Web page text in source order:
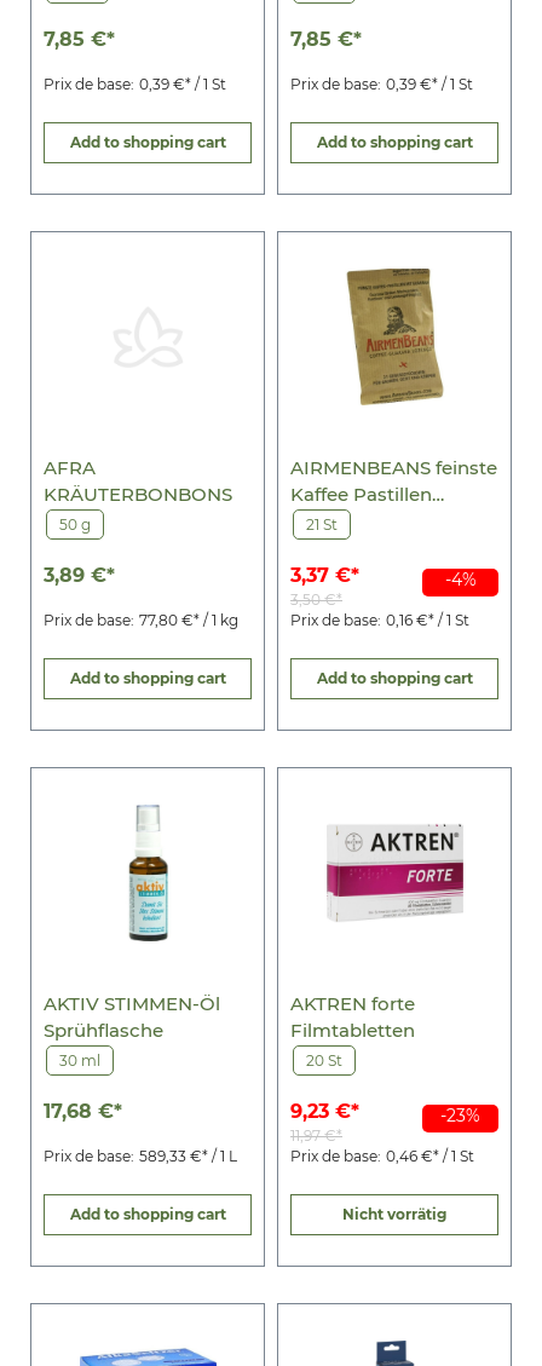
7,85 €*
Prix de base: 0,39 €* / 1 St
Add to shopping cart
7,85 €*
Prix de base: 0,39 €* / 1 St
Add to shopping cart
AFRA
KRÄUTERBONBONS
50 g
3,89 €*
Prix de base: 77,80 €* / 1 kg
Add to shopping cart
-4%
AIRMENBEANS feinste
Kaffee Pastillen
m.Guarana
21 St
3,37 €*
3,50 €*
Prix de base: 0,16 €* / 1 St
Add to shopping cart
AKTIV STIMMEN-Öl
Sprühflasche
30 ml
17,68 €*
Prix de base: 589,33 €* / 1 L
Add to shopping cart
-23%
AKTREN forte
Filmtabletten
20 St
9,23 €*
11,97 €*
Prix de base: 0,46 €* / 1 St
Nicht vorrätig